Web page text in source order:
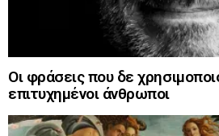
Οι φράσεις που δε
επιτυχημένοι άνθρωποι